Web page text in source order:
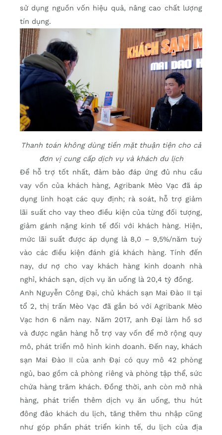
sử dụng nguồn vốn hiệu quả, nâng cao chất lượng
tín dụng.
Thanh toán không dùng tiền mặt thuận tiện cho cả
đơn vị cung cấp dịch vụ và khách du lịch
Để hỗ trợ tốt nhất, đảm bảo đáp ứng đủ nhu cầu
vay vốn của khách hàng, Agribank Mèo Vạc đã áp
dụng linh hoạt các quy định; rà soát, hỗ trợ giảm
lãi suất cho vay theo điều kiện của từng đối tượng,
giảm gánh nặng kinh tế đối với khách hàng. Hiện,
mức lãi suất được áp dụng là 8,0 – 9,5%/năm tuỳ
vào các điều kiện đánh giá khách hàng. Tính đến
nay, dư nợ cho vay khách hàng kinh doanh nhà
nghỉ, khách sạn, dịch vụ ăn uống là 20,4 tỷ đồng.
Anh Nguyễn Công Đại, chủ khách sạn Mai Đào II tại
tổ 2, thị trấn Mèo Vạc đã gắn bó với Agribank Mèo
Vạc hơn 6 năm nay. Năm 2017, anh Đại làm hồ sơ
và được ngân hàng hỗ trợ vay vốn để mở rộng quy
mô, phát triển mô hình kinh doanh. Đến nay, khách
sạn Mai Đào II của anh Đại có quy mô 42 phòng
ngủ, bao gồm cả phòng riêng và phòng tập thể, sức
chứa hàng trăm khách. Đồng thời, anh còn mở nhà
hàng, phát triển thêm dịch vụ ăn uống, thu hút
đông đảo khách du lịch, tăng thêm thu nhập cũng
như góp phần phát triển kinh tế, du lịch của địa